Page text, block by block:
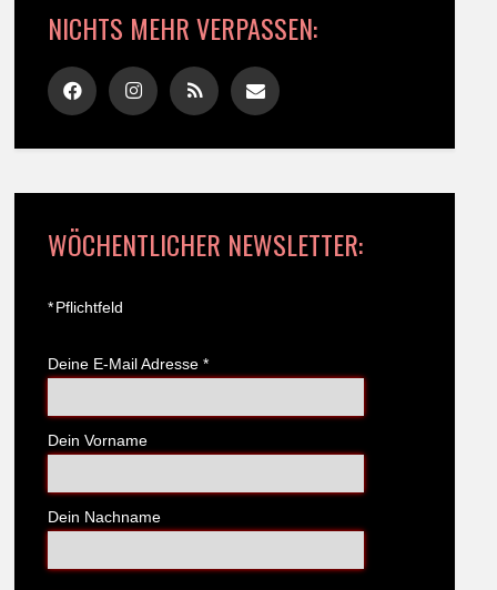
NICHTS MEHR VERPASSEN:
WÖCHENTLICHER NEWSLETTER:
*Pflichtfeld
Deine E-Mail Adresse *
Dein Vorname
Dein Nachname